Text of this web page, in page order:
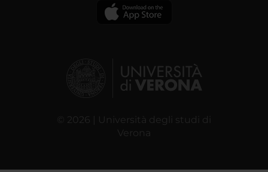
© 2026 | Università degli studi di
Verona